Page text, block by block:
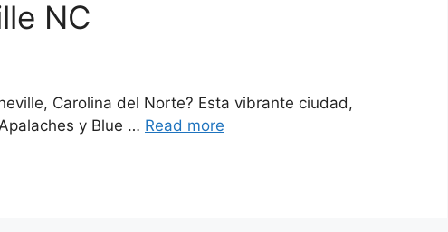
NC
Carolina del Norte? Esta vibrante ciudad,
y Blue … Read more